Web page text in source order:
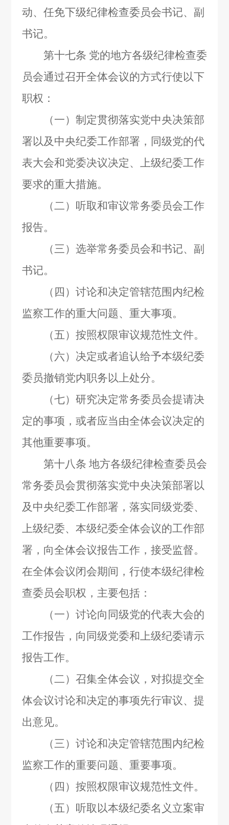
动、任免下级纪律检查委员会书记、副
书记。
第十七条 党的地方各级纪律检查委
员会通过召开全体会议的方式行使以下
职权：
（一）制定贯彻落实党中央决策部
署以及中央纪委工作部署，同级党的代
表大会和党委决议决定、上级纪委工作
要求的重大措施。
（二）听取和审议常务委员会工作
报告。
（三）选举常务委员会和书记、副
书记。
（四）讨论和决定管辖范围内纪检
监察工作的重大问题、重大事项。
（五）按照权限审议规范性文件。
（六）决定或者追认给予本级纪委
委员撤销党内职务以上处分。
（七）研究决定常务委员会提请决
定的事项，或者应当由全体会议决定的
其他重要事项。
第十八条 地方各级纪律检查委员会
常务委员会贯彻落实党中央决策部署以
及中央纪委工作部署，落实同级党委、
上级纪委、本级纪委全体会议的工作部
署，向全体会议报告工作，接受监督。
在全体会议闭会期间，行使本级纪律检
查委员会职权，主要包括：
（一）讨论向同级党的代表大会的
工作报告，向同级党委和上级纪委请示
报告工作。
（二）召集全体会议，对拟提交全
体会议讨论和决定的事项先行审议、提
出意见。
（三）讨论和决定管辖范围内纪检
监察工作的重要问题、重要事项。
（四）按照权限审议规范性文件。
（五）听取以本级纪委名义立案审